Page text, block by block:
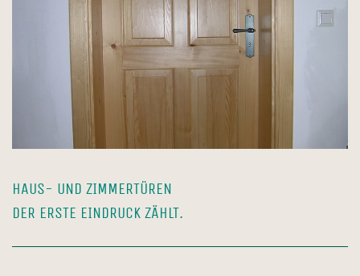
HAUS- UND ZIMMERTÜREN
DER ERSTE EINDRUCK ZÄHLT.